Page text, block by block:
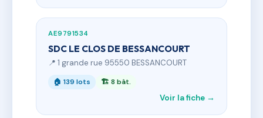
AE9791534
SDC LE CLOS DE BESSANCOURT
📍 1 grande rue 95550 BESSANCOURT
🏠 139 lots 🏗 8 bât.
Voir la fiche →